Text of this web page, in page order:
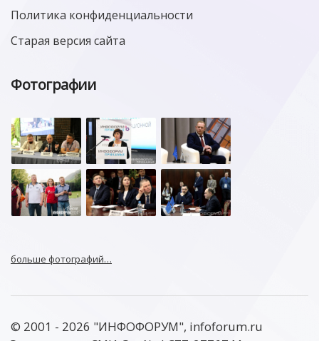
Политика конфиденциальности
Старая версия сайта
Фотографии
больше фотографий…
© 2001 - 2026 "ИНФОФОРУМ", infoforum.ru